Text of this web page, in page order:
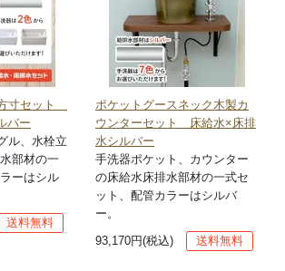
寸セット
バー
ル、水栓立
部材の一
ーはシル
送料無料
ポケットグースネック木製カ
ウンターセット 床給水×床排
水シルバー
手洗器ポケット、カウンター
の床給水床排水部材の一式セ
ット、配管カラーはシルバ
ー。
93,170円(税込)
送料無料